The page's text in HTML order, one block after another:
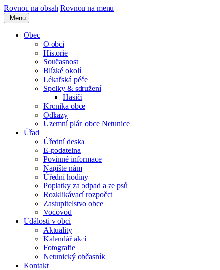
Rovnou na obsah Rovnou na menu
Menu
Obec
O obci
Historie
Současnost
Blízké okolí
Lékařská péče
Spolky & sdružení
Hasiči
Kronika obce
Odkazy
Územní plán obce Netunice
Úřad
Úřední deska
E-podatelna
Povinné informace
Napište nám
Úřední hodiny
Poplatky za odpad a ze psů
Rozklikávací rozpočet
Zastupitelstvo obce
Vodovod
Události v obci
Aktuality
Kalendář akcí
Fotografie
Netunický občasník
Kontakt